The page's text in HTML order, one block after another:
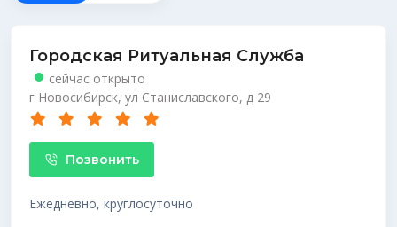
Городская Ритуальная Служба
сейчас открыто
г Новосибирск, ул Станиславского, д 29
Позвонить
Ежедневно, круглосуточно